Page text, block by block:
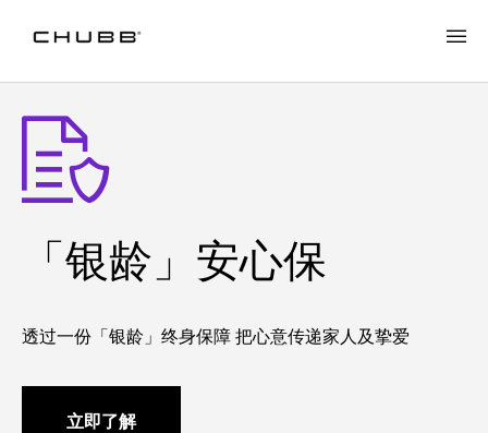
「银龄」安心保
透过一份「银龄」终身保障 把心意传递家人及挚爱
立即了解